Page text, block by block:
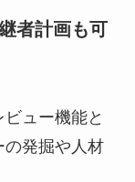
者計画も可
ュー機能と
の発掘や人材